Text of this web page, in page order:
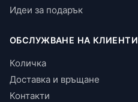
Идеи за подарък
ОБСЛУЖВАНЕ НА КЛИЕНТИ
Количка
Доставка и връщане
Контакти